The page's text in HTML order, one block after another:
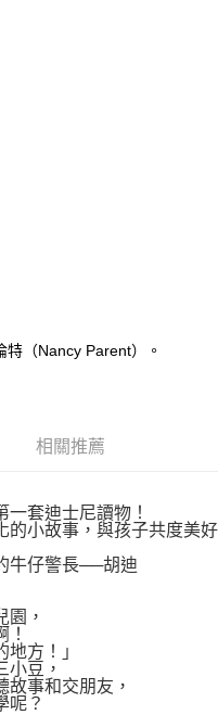
的支付方式。 讓您購物簡單
值。
帳。
將跳轉至「AFTEE先享後付」
完成結帳。
。
中的連結，可透過四大超商／
但若您需要取消訂單，請聯絡
視為有效，需透過AFTEE先享
址：
監護人之同意方可使用
之損失，本公司不負相關責
帳號之用戶狀況，依本公司即
之情形，本公司將視審查結果
冊。若發現惡意使用之情形，
用額度並採取法律行動。
費
（Nancy Parent）。
相關推薦
套迪士尼讀物！
小故事，與孩子共度美好
牛仔警長──胡迪
園，
方！」
小豆，
事和交朋友，
呢？